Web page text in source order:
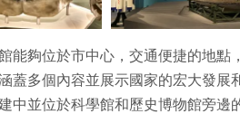
能夠位於市中心，交通便捷的地點
蓋多個內容並展示國家的宏大發展
中並位於科學館和歷史博物館旁邊